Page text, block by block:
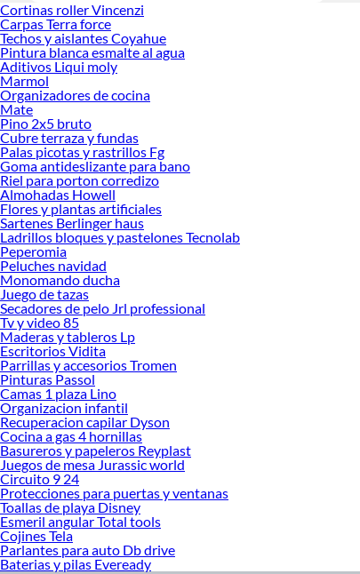
Cortinas roller Vincenzi
Carpas Terra force
Techos y aislantes Coyahue
Pintura blanca esmalte al agua
Aditivos Liqui moly
Marmol
Organizadores de cocina
Mate
Pino 2x5 bruto
Cubre terraza y fundas
Palas picotas y rastrillos Fg
Goma antideslizante para bano
Riel para porton corredizo
Almohadas Howell
Flores y plantas artificiales
Sartenes Berlinger haus
Ladrillos bloques y pastelones Tecnolab
Peperomia
Peluches navidad
Monomando ducha
Juego de tazas
Secadores de pelo Jrl professional
Tv y video 85
Maderas y tableros Lp
Escritorios Vidita
Parrillas y accesorios Tromen
Pinturas Passol
Camas 1 plaza Lino
Organizacion infantil
Recuperacion capilar Dyson
Cocina a gas 4 hornillas
Basureros y papeleros Reyplast
Juegos de mesa Jurassic world
Circuito 9 24
Protecciones para puertas y ventanas
Toallas de playa Disney
Esmeril angular Total tools
Cojines Tela
Parlantes para auto Db drive
Baterias y pilas Eveready